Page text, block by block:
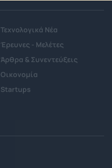
Τεχνολογικά Νέα
Έρευνες - Μελέτες
Άρθρα & Συνεντεύξεις
Οικονομία
Startups